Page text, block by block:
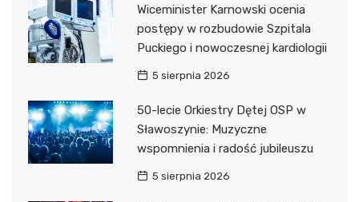
Wiceminister Karnowski ocenia
postępy w rozbudowie Szpitala
Puckiego i nowoczesnej kardiologii
5 sierpnia 2026
50-lecie Orkiestry Dętej OSP w
Sławoszynie: Muzyczne
wspomnienia i radość jubileuszu
5 sierpnia 2026